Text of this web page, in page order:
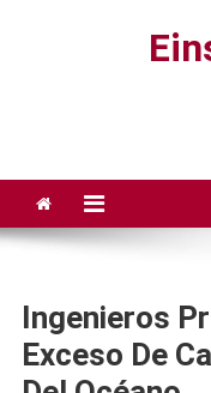
Ingenieros
Exceso De